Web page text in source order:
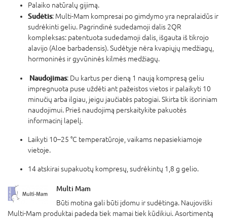
Palaiko natūralų gijimą.
Sudėtis: Multi-Mam kompresai po gimdymo yra nepralaidūs ir
sudrėkinti geliu. Pagrindinė sudedamoji dalis 2QR
kompleksas: patentuota sudedamoji dalis, išgauta iš tikrojo
alavijo (Aloe barbadensis). Sudėtyje nėra kvapiųjų medžiagų,
hormoninės ir gyvūninės kilmės medžiagų.
Naudojimas: Du kartus per dieną 1 naują kompresą geliu
impregnuota puse uždėti ant pažeistos vietos ir palaikyti 10
minučių arba ilgiau, jeigu jaučiatės patogiai. Skirta tik išoriniam
naudojimui. Prieš naudojimą perskaitykite pakuotės
informacinį lapelį.
Laikyti 10–25 °C temperatūroje, vaikams nepasiekiamoje
vietoje.
14 atskirai supakuotų kompresų, sudrėkintų 1,8 g gelio.
Multi Mam
Būti motina gali būti įdomu ir sudėtinga. Naujoviški
Multi-Mam produktai padeda tiek mamai tiek kūdikiui. Asortimentą